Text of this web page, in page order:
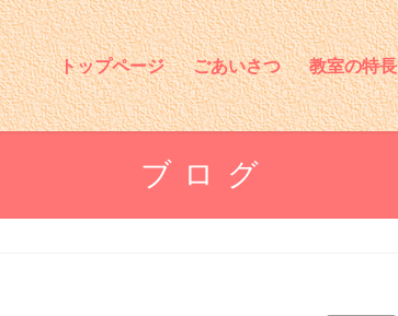
トップページ ごあいさつ 教室の特長
ブログ